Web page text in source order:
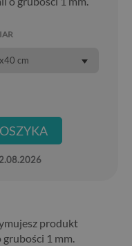
cm
produkt
1 mm.